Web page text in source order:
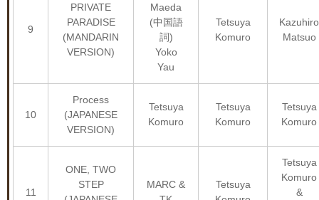
9
PRIVATE
PARADISE
(MANDARIN
VERSION)
Maeda
(中国語
詞)
Yoko
Yau
Tetsuya
Komuro
Kazuhiro
Matsuo
10
Process
(JAPANESE
VERSION)
Tetsuya
Komuro
Tetsuya
Komuro
Tetsuya
Komuro
11
ONE, TWO
STEP
MARC &
Tetsuya
Tetsuya
Komuro
&